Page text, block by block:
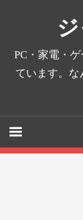
PC・家電・
ています。